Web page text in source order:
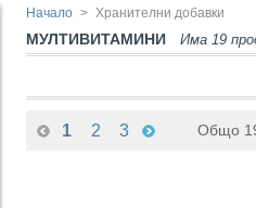
Начало > Хранителни добавки
МУЛТИВИТАМИНИ Има 19
1 2 3 Общо